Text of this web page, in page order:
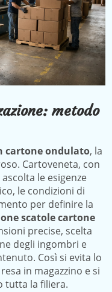
metodo
cartone ondulato, la
Cartoveneta, con
le esigenze
le condizioni di
per definire la
scatole cartone
precise, scelta
degli ingombri e
Così si evita lo
in magazzino e si
tutta la filiera.